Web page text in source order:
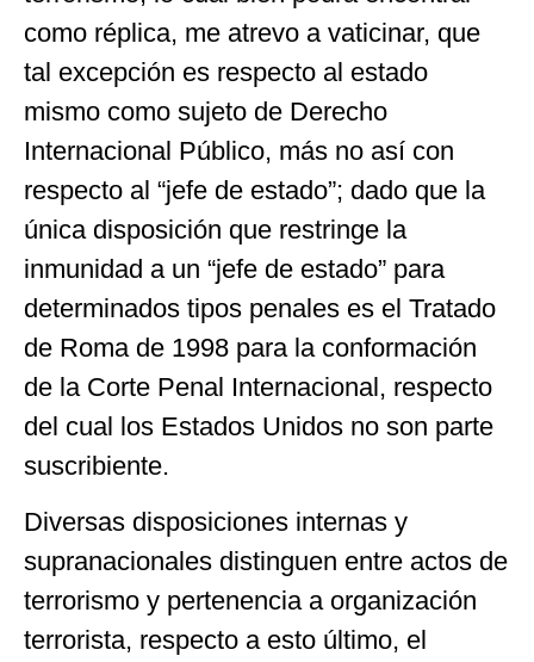
como réplica, me atrevo a vaticinar, que
tal excepción es respecto al estado
mismo como sujeto de Derecho
Internacional Público, más no así con
respecto al “jefe de estado”; dado que la
única disposición que restringe la
inmunidad a un “jefe de estado” para
determinados tipos penales es el Tratado
de Roma de 1998 para la conformación
de la Corte Penal Internacional, respecto
del cual los Estados Unidos no son parte
suscribiente.
Diversas disposiciones internas y
supranacionales distinguen entre actos de
terrorismo y pertenencia a organización
terrorista, respecto a esto último, el